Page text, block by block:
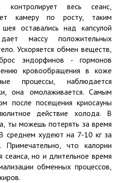
весь сеанс,
камеру по росту, таким
оставались над капсулой
массу положительных
Ускоряется обмен веществ,
эндорфинов - гормонов
кровообращения в коже
процессы, наблюдается
она омолаживается. Самым
после посещения криосауны
действие холода. В
ты можешь потерять за время
среднем худеют на 7-10 кг за
что калории
сеанса, но и длительное время
обменных процессов,